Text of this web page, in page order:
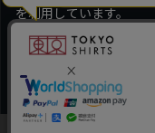
Copyright
を利用しています。
本ウェブサイトをこの
同意いただいたものとみ
クッキーを通じて収集
情報」は一切含まれて
確認ください。